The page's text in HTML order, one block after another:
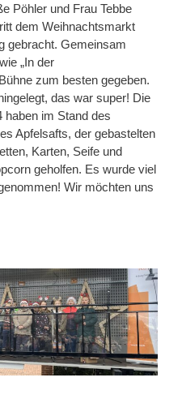
Pöhler und Frau Tebbe
dem Weihnachtsmarkt
gebracht. Gemeinsam
„In der
zum besten gegeben.
das war super! Die
haben im Stand des
Apfelsafts, der gebastelten
Karten, Seife und
geholfen. Es wurde viel
Wir möchten uns